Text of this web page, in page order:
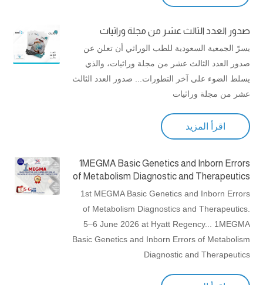
صدور العدد الثالث عشر من مجلة وراثيات
يسرّ الجمعية السعودية للطب الوراثي أن تعلن عن
صدور العدد الثالث عشر من مجلة وراثيات، والذي
يسلط الضوء على آخر التطورات... صدور العدد الثالث
عشر من مجلة وراثيات
اقرأ المزيد
1MEGMA Basic Genetics and Inborn Errors
of Metabolism Diagnostic and Therapeutics
1st MEGMA Basic Genetics and Inborn Errors
of Metabolism Diagnostics and Therapeutics.
5–6 June 2026 at Hyatt Regency... 1MEGMA
Basic Genetics and Inborn Errors of Metabolism
Diagnostic and Therapeutics